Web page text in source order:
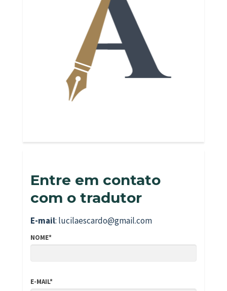
Entre em contato
com o tradutor
E-mail: lucilaescardo@gmail.com
NOME*
E-MAIL*